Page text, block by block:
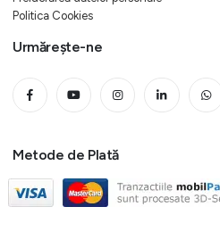
Politica Cookies
Urmărește-ne
Metode de Plată